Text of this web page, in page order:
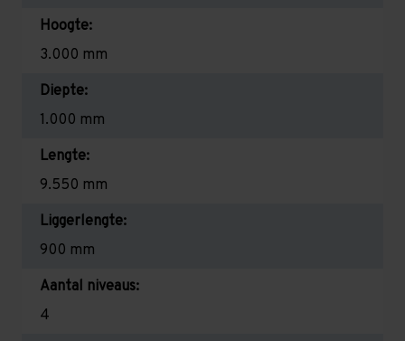
Hoogte:
3.000 mm
Diepte:
1.000 mm
Lengte:
9.550 mm
Liggerlengte:
900 mm
Aantal niveaus:
4